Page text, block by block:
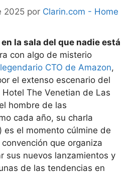
2025 por Clarin.com - Home
la sala del que nadie está
con algo de misterio
CTO de Amazon,
el extenso escenario del
The Venetian de Las
hombre de las
cada año, su charla
es el momento cúlmine de
que organiza
sus nuevos lanzamientos y
de las tendencias en